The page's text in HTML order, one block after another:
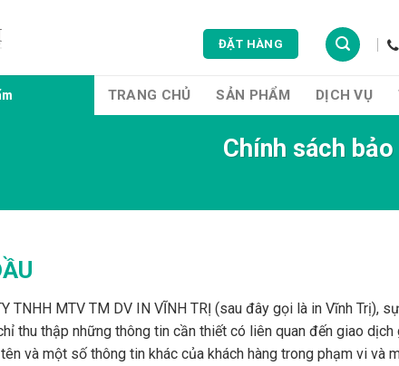
ĐẶT HÀNG
TRANG CHỦ SẢN PHẨM DỊCH VỤ
Chính sách
TNHH MTV TM DV IN VĨNH TRỊ (sau đây gọi là in Vĩnh Trị),
thu thập những thông tin cần thiết có liên quan đến giao
và một số thông tin khác của khách hàng trong phạm vi và